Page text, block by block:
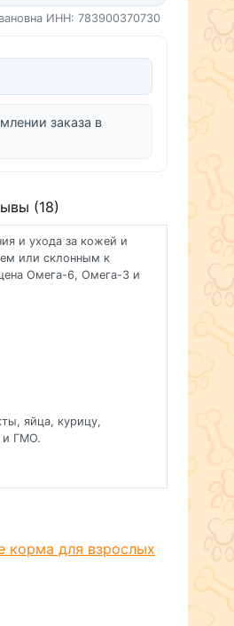
ИНН: 783900370730
заказа в
(18)
и ухода за кожей и
или склонным к
Омега-6, Омега-3 и
яйца, курицу,
и ГМО.
помогают
обеспечивая
физическое состояние
корма для взрослых